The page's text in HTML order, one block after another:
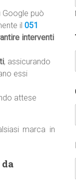
Google può
il 051
interventi
, assicurando
essi
attese
marca in